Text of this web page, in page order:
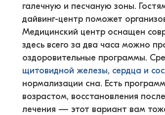
галечную и песчаную зоны.
дайвинг-центр поможет
Медицинский центр оснащен
здесь всего за два часа можно
оздоровительные программы.
щитовидной железы, сердца и
нормализации сна. Есть
возрастом, восстановления
лечения — этот вариант вам